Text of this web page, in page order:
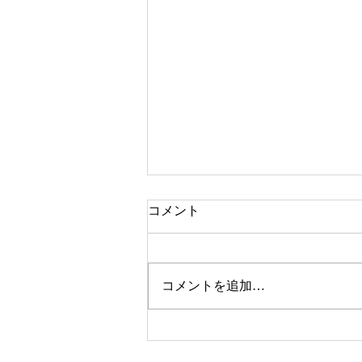
今年も総合美術展、開催しま
コメント
コメントを追加…